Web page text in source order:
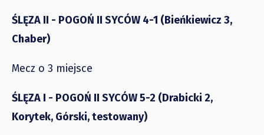
ŚLĘZA II - POGOŃ II SYCÓW 4-1 (Bieńkiewicz 3,
Chaber)
Mecz o 3 miejsce
ŚLĘZA I - POGOŃ II SYCÓW 5-2 (Drabicki 2,
Korytek, Górski, testowany)